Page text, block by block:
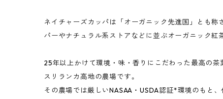
ネイチャーズカッパは「オーガニック先進国」とも称
パーやナチュラル系ストアなどに並ぶオーガニック紅
25年以上かけて環境・味・香りにこだわった最高の
スリランカ高地の農場です。
その農場では厳しいNASAA・USDA認証*環境のもと